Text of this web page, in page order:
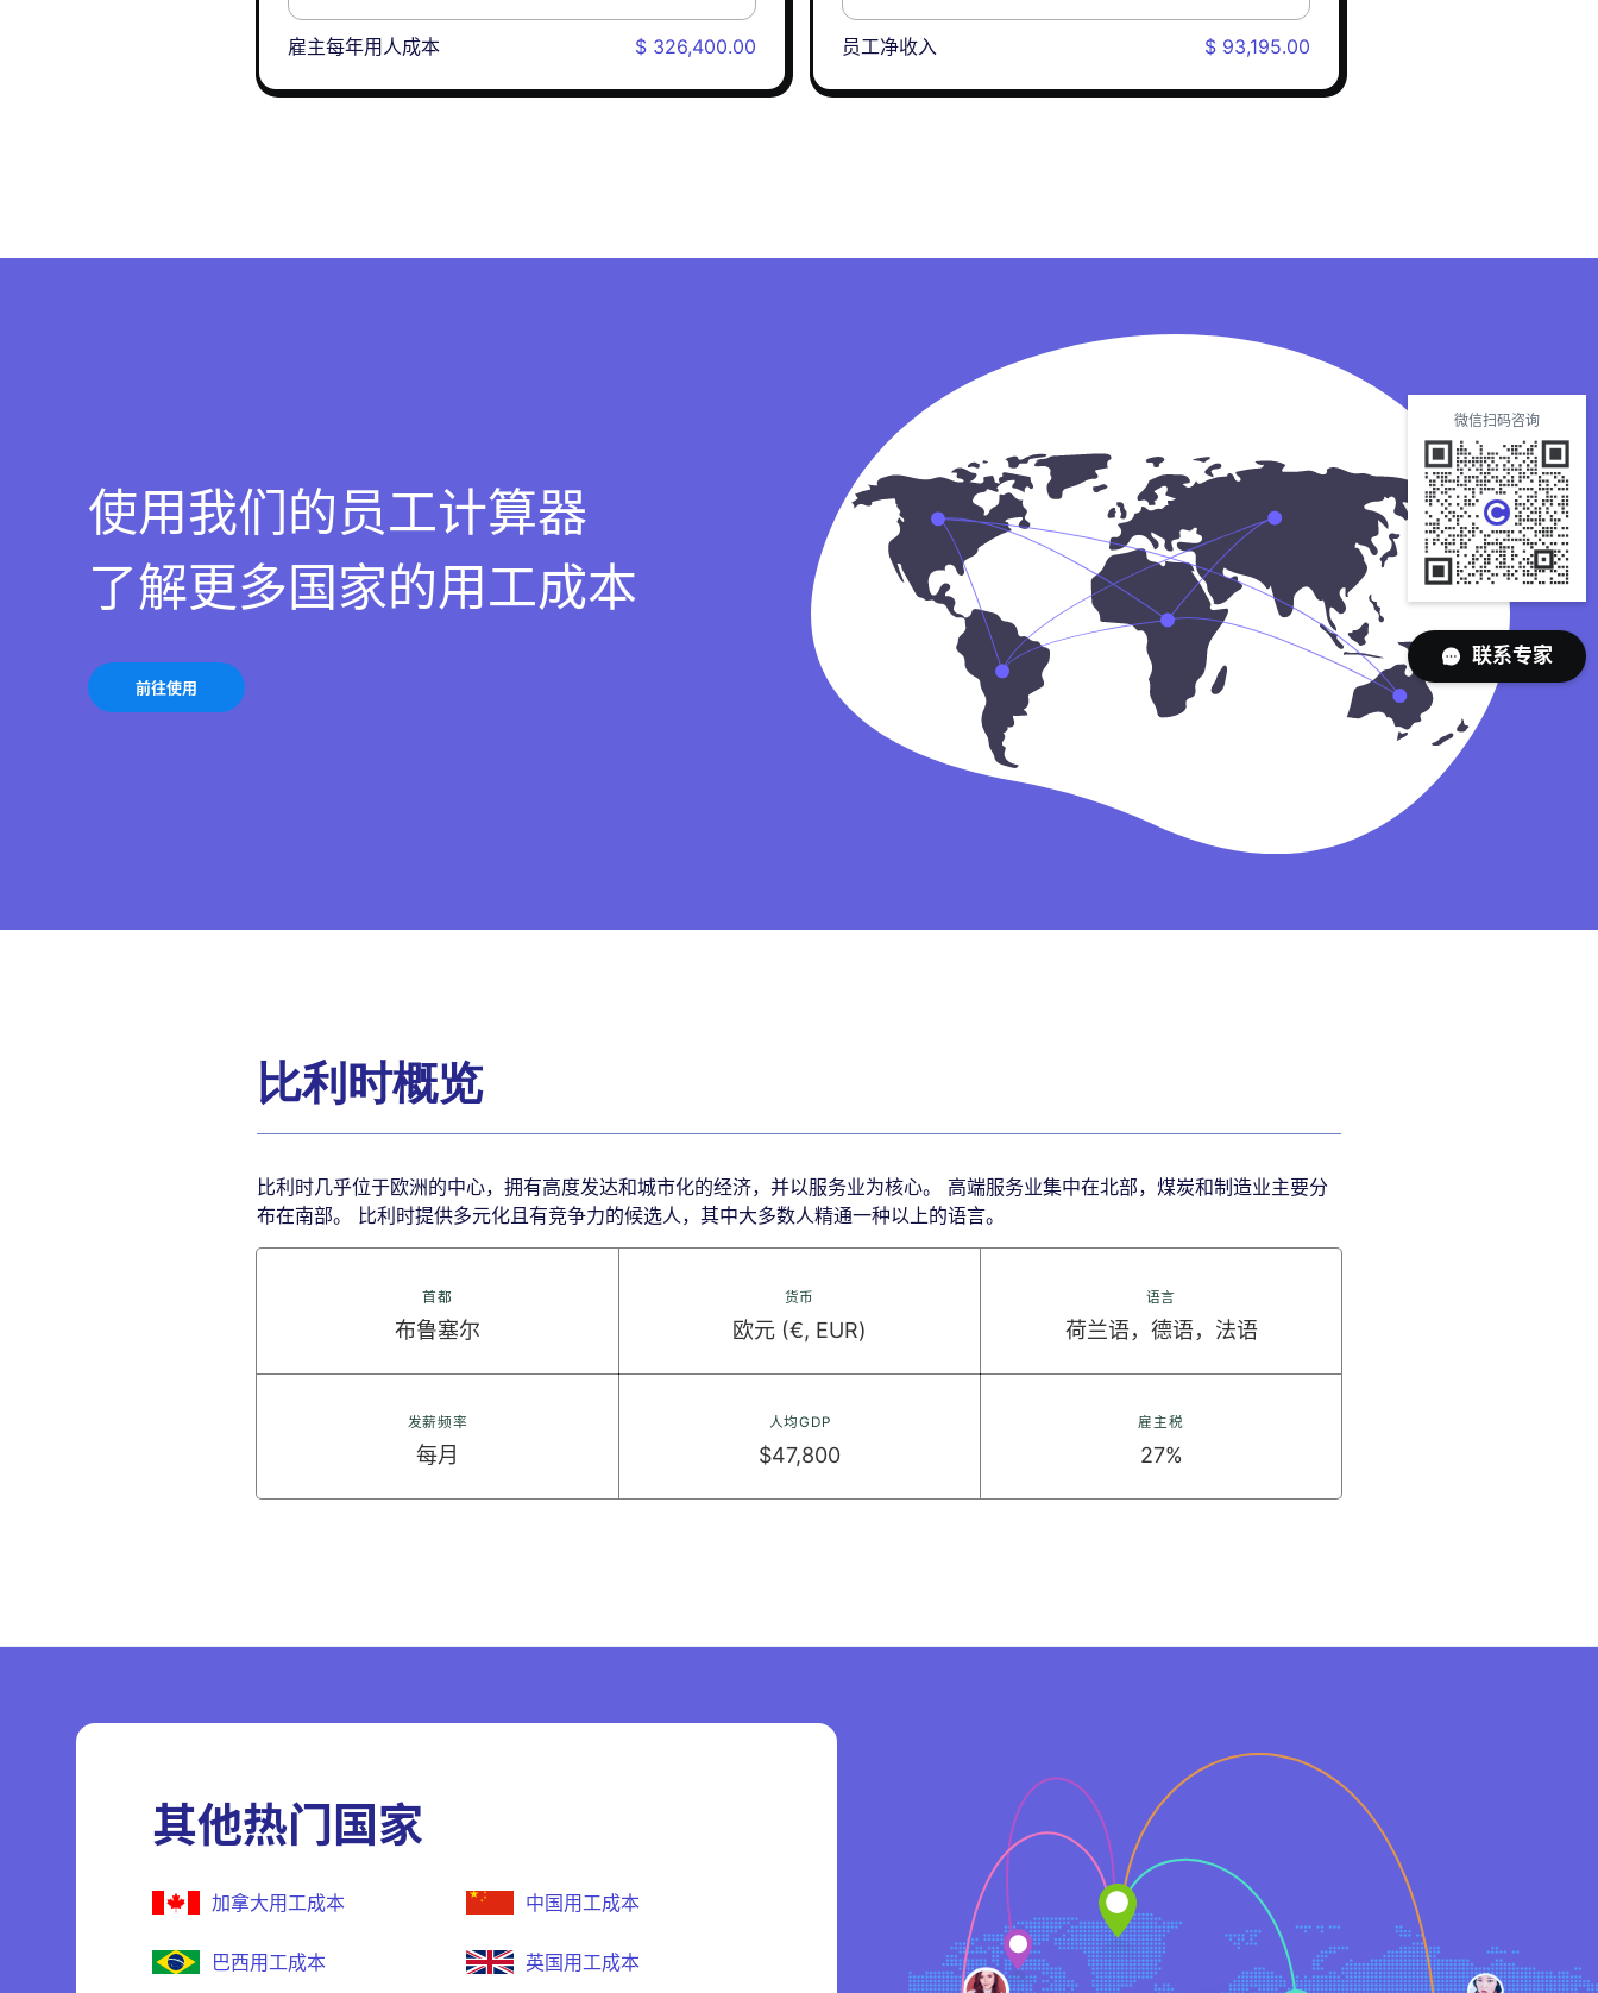
雇主每年用人成本 $ 326,400.00 员工净收入 $ 93,195.00
使用我们的员工计算器
了解更多国家的用工成本
前往使用
比利时概览
比利时几乎位于欧洲的中心，拥有高度发达和城市化的经济，并以服务业为核心。 高端服务业集中在北部，煤炭和制造业主要分
布在南部。 比利时提供多元化且有竞争力的候选人，其中大多数人精通一种以上的语言。
首都
布鲁塞尔
货币
欧元 (€, EUR)
语言
荷兰语，德语，法语
发薪频率
每月
人均GDP
$47,800
雇主税
27%
其他热门国家
加拿大用工成本 中国用工成本
巴西用工成本 英国用工成本
微信扫码咨询
联系专家